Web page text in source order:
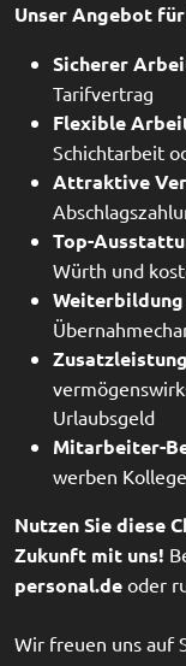
Unser Angebot
Sicherer
Tarifvertrag
Flexible
Schichtarbeit
Attraktive
Top-
Würth und
Urlaubsgeld
Mitarbeiter-
werben
Nutzen Sie diese
Zukunft mit uns!
personal.de oder
Wir freuen uns auf